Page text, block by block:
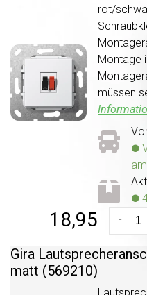
rot/
Montage
müssen
18,95 -
Gira
matt (569210)